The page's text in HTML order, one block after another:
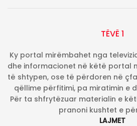
TËVË 1
Ky portal mirëmbahet nga
dhe informacionet në këtë portal
të shtypen, ose të përdoren në
qëllime përfitimi, pa miratimin e
Për ta shfrytëzuar materialin e
pranoni kushtet e
LAJMET